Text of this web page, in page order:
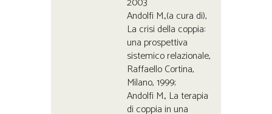
Andolfi M.,(a cura di),
La crisi della coppia:
una prospettiva
sistemico relazionale,
Raffaello Cortina,
Milano, 1999;
Andolfi M., La terapia
di coppia in una